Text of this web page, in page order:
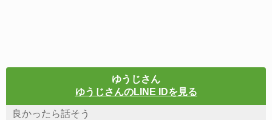
ゆうじさん
ゆうじさんのLINE IDを見る
良かったら話そう